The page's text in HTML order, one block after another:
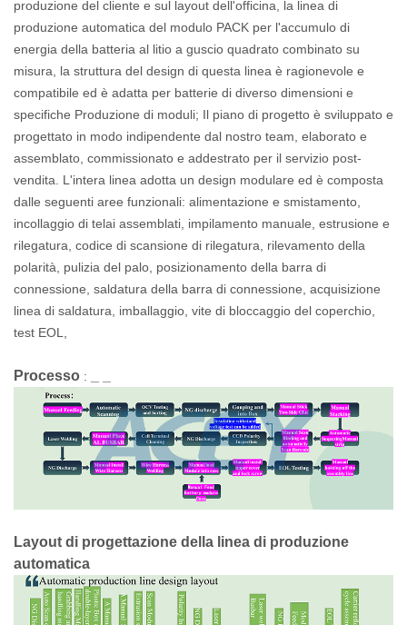
produzione del cliente e sul layout dell'officina, la linea di
produzione automatica del modulo PACK per l'accumulo di
energia della batteria al litio a guscio quadrato combinato su
misura, la struttura del design di questa linea è ragionevole e
compatibile ed è adatta per batterie di diverso dimensioni e
specifiche Produzione di moduli; Il piano di progetto è sviluppato e
progettato in modo indipendente dal nostro team, elaborato e
assemblato, commissionato e addestrato per il servizio post-
vendita. L'intera linea adotta un design modulare ed è composta
dalle seguenti aree funzionali: alimentazione e smistamento,
incollaggio di telai assemblati, impilamento manuale, estrusione e
rilegatura, codice di scansione di rilegatura, rilevamento della
polarità, pulizia del palo, posizionamento della barra di
connessione, saldatura della barra di connessione, acquisizione
linea di saldatura, imballaggio, vite di bloccaggio del coperchio,
test EOL,
Processo :
Layout di progettazione della linea di produzione
automatica